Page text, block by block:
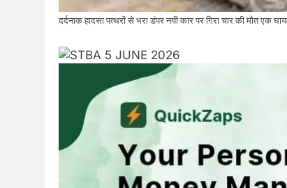
दर्दनाक हादसा पत्थरों से भरा डंपर नयी कार पर गिरा चार की मौत एक